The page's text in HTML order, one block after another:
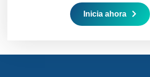
Inicia ahora